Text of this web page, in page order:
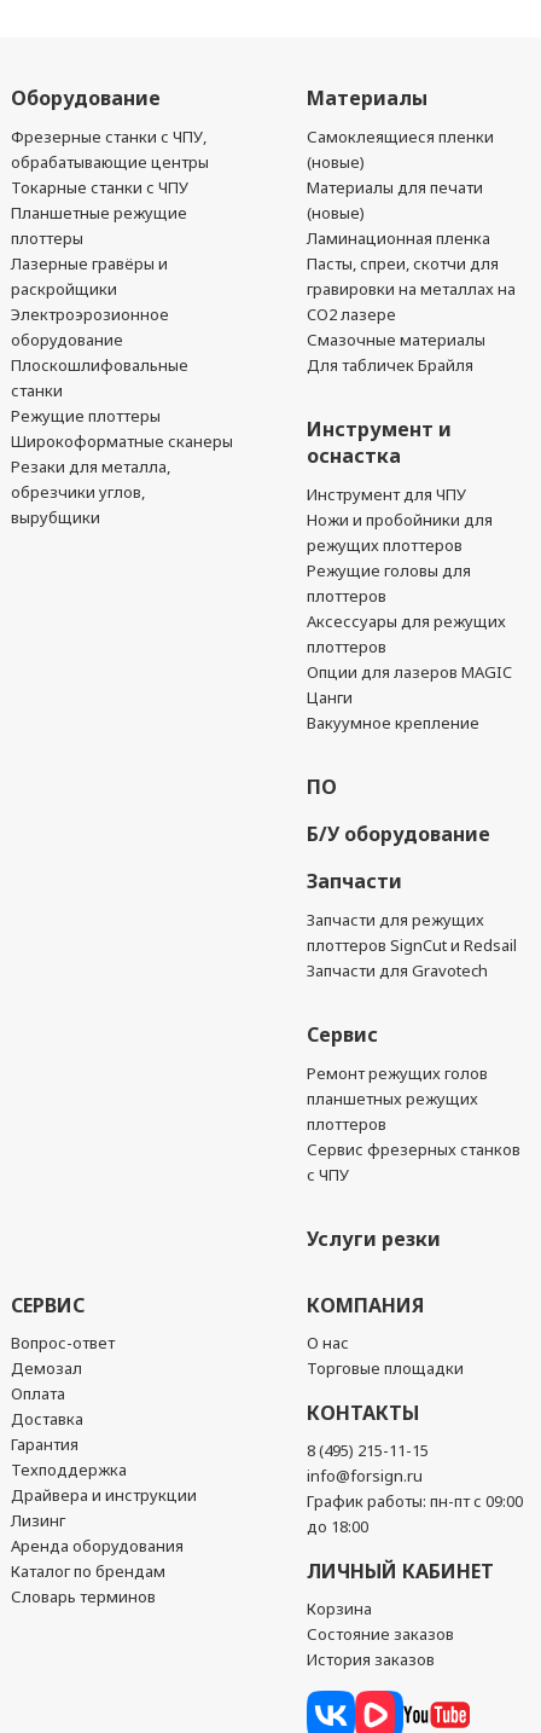
Оборудование
Фрезерные станки с ЧПУ,
обрабатывающие центры
Токарные станки с ЧПУ
Планшетные режущие
плоттеры
Лазерные гравёры и
раскройщики
Электроэрозионное
оборудование
Плоскошлифовальные
станки
Режущие плоттеры
Широкоформатные сканеры
Резаки для металла,
обрезчики углов,
вырубщики
Материалы
Самоклеящиеся пленки
(новые)
Материалы для печати
(новые)
Ламинационная пленка
Пасты, спреи, скотчи для
гравировки на металлах на
CO2 лазере
Смазочные материалы
Для табличек Брайля
Инструмент и
оснастка
Инструмент для ЧПУ
Ножи и пробойники для
режущих плоттеров
Режущие головы для
плоттеров
Аксессуары для режущих
плоттеров
Опции для лазеров MAGIC
Цанги
Вакуумное крепление
ПО
Б/У оборудование
Запчасти
Запчасти для режущих
плоттеров SignCut и Redsail
Запчасти для Gravotech
Сервис
Ремонт режущих голов
планшетных режущих
плоттеров
Сервис фрезерных станков
с ЧПУ
Услуги резки
СЕРВИС
Вопрос-ответ
Демозал
Оплата
Доставка
Гарантия
Техподдержка
Драйвера и инструкции
Лизинг
Аренда оборудования
Каталог по брендам
Словарь терминов
КОМПАНИЯ
О нас
Торговые площадки
КОНТАКТЫ
8 (495) 215-11-15
info@forsign.ru
График работы: пн-пт с 09:00
до 18:00
ЛИЧНЫЙ КАБИНЕТ
Корзина
Состояние заказов
История заказов